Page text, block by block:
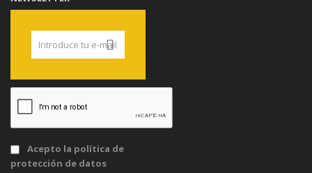
Acepto la política de
protección de datos